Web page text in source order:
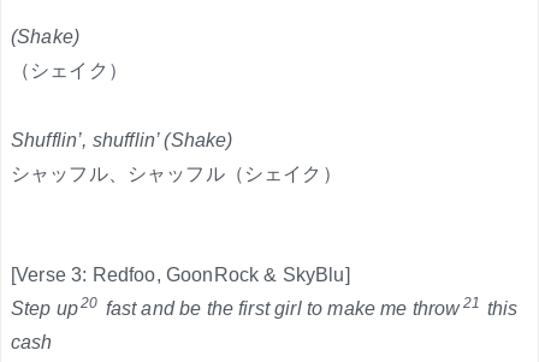
(Shake)
（シェイク）
Shufflin’, shufflin’ (Shake)
シャッフル、シャッフル（シェイク）
[Verse 3: Redfoo, GoonRock & SkyBlu]
Step up20 fast and be the first girl to make me throw21 this
cash